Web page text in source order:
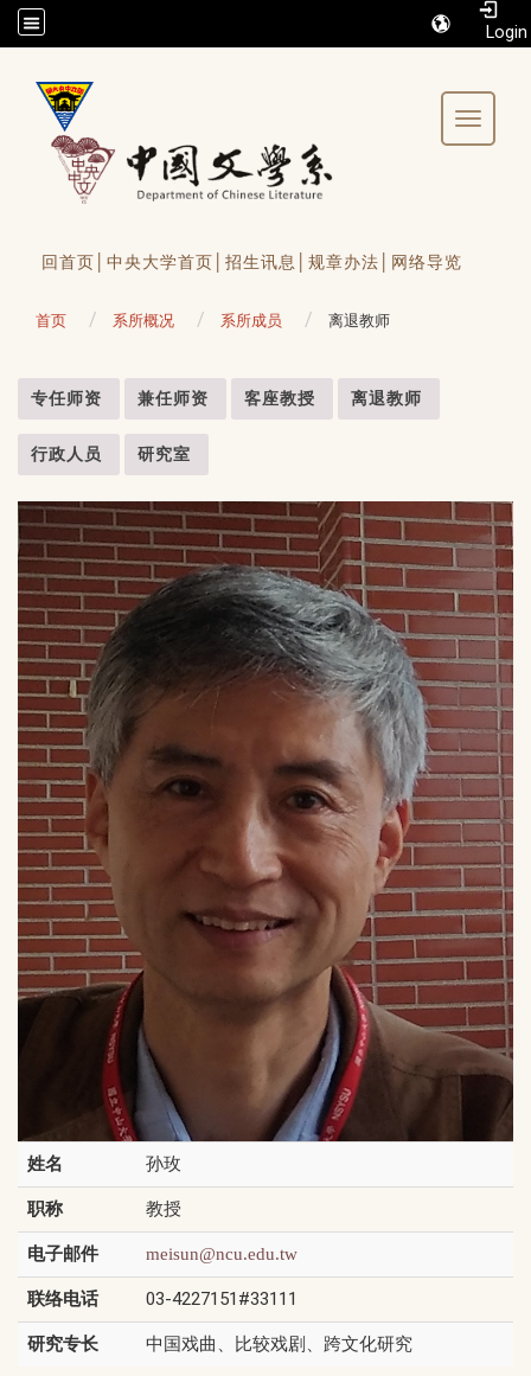
/accesskey"" title="Toolbar">:::
Toggle
回首页│ 中央大学首页│ 招生讯息│ 规章办法│ 网络导览
首页 系所概况 系所成员 离退教师
专任师资 兼任师资 客座教授 离退教师
行政人员 研究室
姓名 孙玫
职称 教授
电子邮件 meisun@ncu.edu.tw
联络电话 03-4227151#33111
研究专长 中国戏曲、比较戏剧、跨文化研究